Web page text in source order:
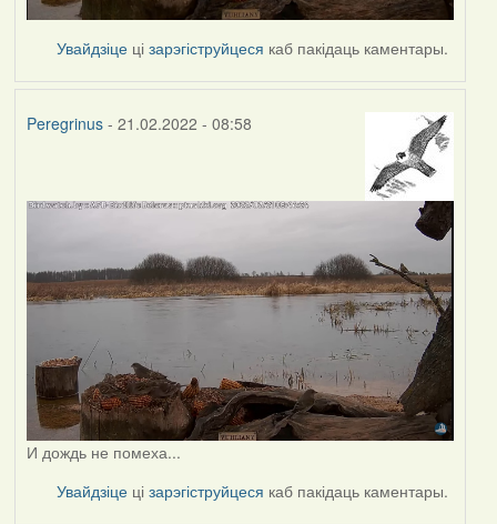
Увайдзіце цізарэгіструйцеся каб пакідаць каментары.
Peregrinus- 21.02.2022 - 08:58
И дождь не помеха...
Увайдзіце цізарэгіструйцеся каб пакідаць каментары.